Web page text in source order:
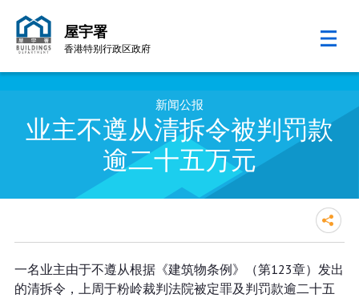
屋宇署
香港特别行政区政府
新闻公报
业主不遵从清拆令被判罚款
逾二十五万元
业主不遵从清拆令被判罚款逾二十
五万元
一名业主由于不遵从根据《建筑物条例》（第123章）发出
的清拆令，上周于粉岭裁判法院被定罪及判罚款逾二十五